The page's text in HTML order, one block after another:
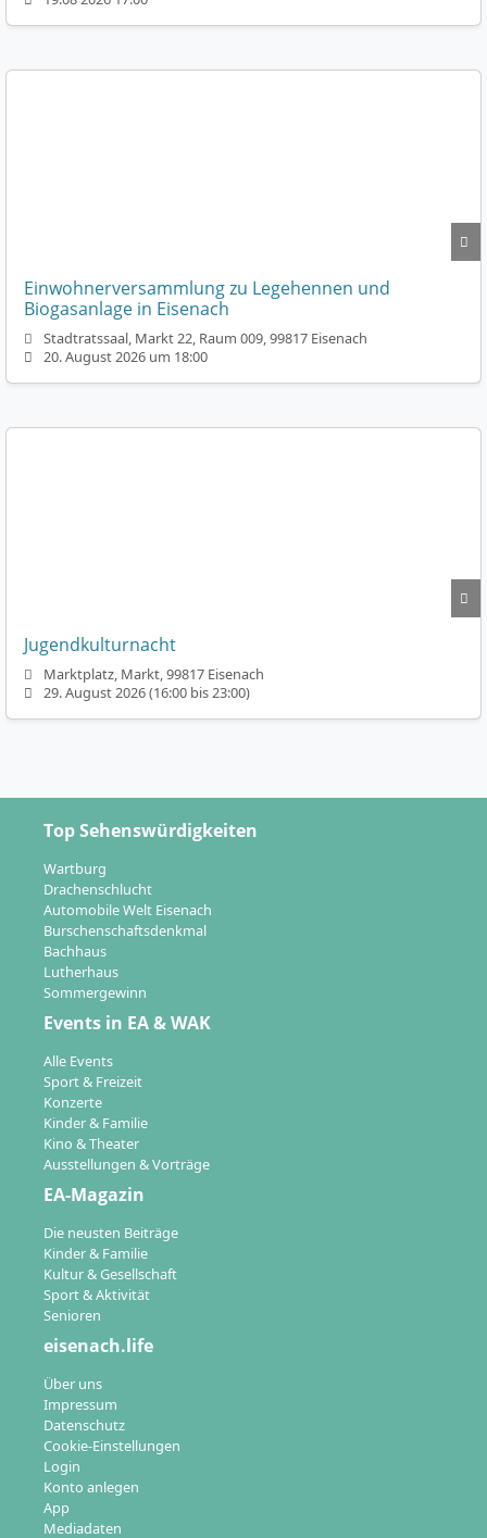
Einwohnerversammlung zu Legehennen und
Biogasanlage in Eisenach
Stadtratssaal, Markt 22, Raum 009, 99817 Eisenach
20. August 2026 um 18:00
Jugendkulturnacht
Marktplatz, Markt, 99817 Eisenach
29. August 2026 (16:00 bis 23:00)
Top Sehenswürdigkeiten
Wartburg
Drachenschlucht
Automobile Welt Eisenach
Burschenschaftsdenkmal
Bachhaus
Lutherhaus
Sommergewinn
Events in EA & WAK
Alle Events
Sport & Freizeit
Konzerte
Kinder & Familie
Kino & Theater
Ausstellungen & Vorträge
EA-Magazin
Die neusten Beiträge
Kinder & Familie
Kultur & Gesellschaft
Sport & Aktivität
Senioren
eisenach.life
Über uns
Impressum
Datenschutz
Cookie-Einstellungen
Login
Konto anlegen
App
Mediadaten